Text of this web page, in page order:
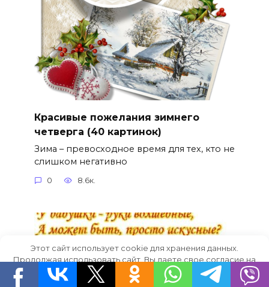
Красивые пожелания зимнего
четверга (40 картинок)
Зима – превосходное время для тех, кто не
слишком негативно
0 8.6к.
Этот сайт использует cookie для хранения данных.
Продолжая использовать сайт, Вы даете свое согласие на
работу с этими файлами.